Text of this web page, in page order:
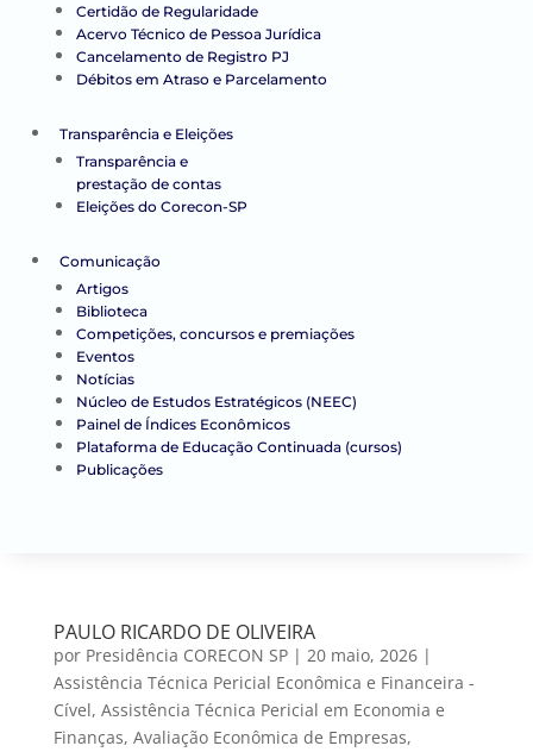
Certidão de Regularidade
Acervo Técnico de Pessoa Jurídica
Cancelamento de Registro PJ
Débitos em Atraso e Parcelamento
Transparência e Eleições
Transparência e
prestação de contas
Eleições do Corecon-SP
Comunicação
Artigos
Biblioteca
Competições, concursos e premiações
Eventos
Notícias
Núcleo de Estudos Estratégicos (NEEC)
Painel de Índices Econômicos
Plataforma de Educação Continuada (cursos)
Publicações
PAULO RICARDO DE OLIVEIRA
por Presidência CORECON SP| 20 maio, 2026|
Assistência Técnica Pericial Econômica e Financeira -
Cível, Assistência Técnica Pericial em Economia e
Finanças, Avaliação Econômica de Empresas,